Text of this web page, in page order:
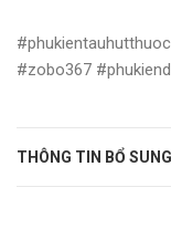
#zobo367
THÔNG TIN BỔ SUNG